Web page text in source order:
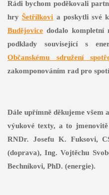
Rádi bychom poděkovali
hryŠetřílkovi a poskytli své
Budějovicedodalo kompletní
podklady související s
Občanskému sdružení
zakomponováním rad pro
Dále upřímně děkujeme
výukové texty, a to
RNDr. Josefu K. Fuksovi,
(doprava), Ing. Vojtěchu
Bechníkovi, PhD. (energie).